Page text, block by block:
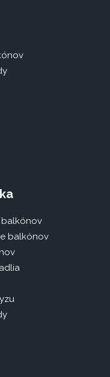
balkónov
balkónov